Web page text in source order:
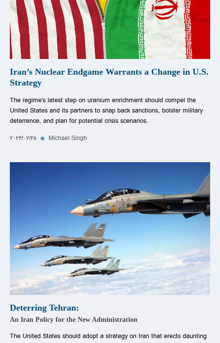
Iran’s Nuclear Endgame Warrants a Change in U.S.
Strategy
The regime's latest step on uranium enrichment should compel the
United States and its partners to snap back sanctions, bolster military
deterrence, and plan for potential crisis scenarios.
٢٨‏/٠٢‏/٢٠٢٣ ◆ Michael Singh
Deterring Tehran:
An Iran Policy for the New Administration
The United States should adopt a strategy on Iran that erects daunting